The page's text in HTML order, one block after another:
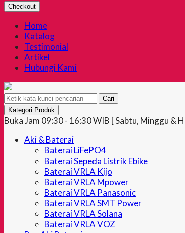
Checkout
Home
Katalog
Testimonial
Artikel
Hubungi Kami
Cari
Kategori Produk
Buka Jam 09:30 - 16:30 WIB [ Sabtu, Minggu &
Aki & Baterai
Baterai LiFePO4
Baterai Sepeda Listrik Ebike
Baterai VRLA Kijo
Baterai VRLA Mpower
Baterai VRLA Panasonic
Baterai VRLA SMT Power
Baterai VRLA Solana
Baterai VRLA VOZ